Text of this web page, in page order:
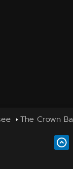
The Crown